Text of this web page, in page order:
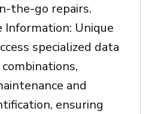
the-go repairs.
Unique
specialized data
and
ensuring